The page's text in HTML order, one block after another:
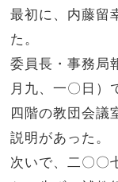
最初に、内藤留
た。
委員長・事務局
月九、一〇日）
四階の教団会議
説明があった。
次いで、二〇〇